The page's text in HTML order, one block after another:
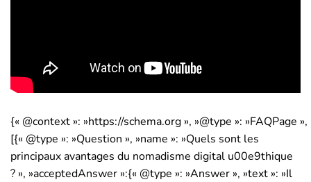
{« @context »: »https://schema.org », »@type »: »FAQPage
[{« @type »: »Question », »name »: »Quels sont les
principaux avantages du nomadisme digital u00e9thique
? », »acceptedAnswer »:{« @type »: »Answer », »text »: »Il